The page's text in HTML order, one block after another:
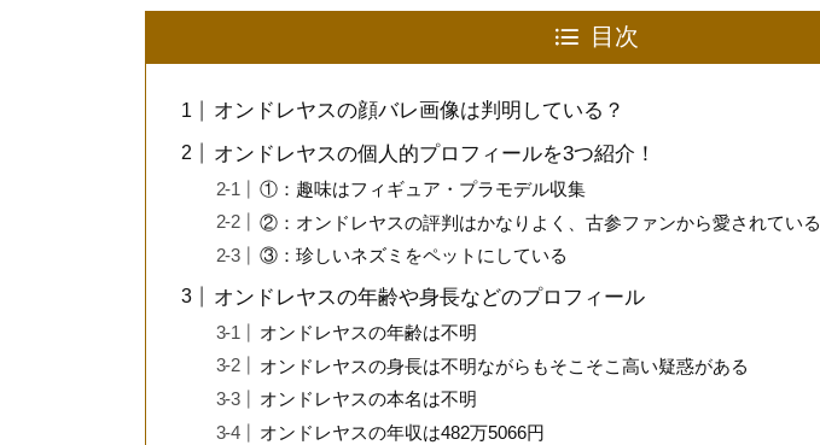
目次
オンドレヤスの顔バレ画像は判明している？
オンドレヤスの個人的プロフィールを3つ紹介！
①：趣味はフィギュア・プラモデル収集
②：オンドレヤスの評判はかなりよく、古参ファンから愛されている
③：珍しいネズミをペットにしている
オンドレヤスの年齢や身長などのプロフィール
オンドレヤスの年齢は不明
オンドレヤスの身長は不明ながらもそこそこ高い疑惑がある
オンドレヤスの本名は不明
オンドレヤスの年収は482万5066円